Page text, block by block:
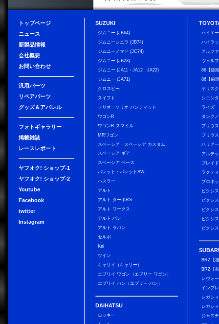
トップページ
ニュース
新製品情報
会社概要
お問い合わせ
汎用パーツ
リペアパーツ
グッズ＆アパレル
フォトギャラリー
掲載雑誌
レースレポート
ヤフオク! ショップ-1
ヤフオク! ショップ-2
Youtube
Facebook
twitter
Instagram
SUZUKI
ジムニー (JB64)
ジムニーシエラ (JB74)
ジムニーノマド (JC74)
ジムニー (JB23)
ジムニー (JA11・JA12・JA22)
ジムニー (JA71)
クロスビー
スイフト
ソリオ・ソリオ バンディット
ワゴンR
ワゴンR スマイル
MRワゴン
スペーシア・スペーシア カスタム
スペーシア ギア
スペーシア ベース
パレット・パレットSW
ハスラー
アルト
アルト ターボRS
アルト ワークス
アルト バン
アルト ラパン
セルボ
Kei
ツイン
キャリイ（キャリー）
エブリイ ワゴン（エブリー ワゴン）
エブリイ バン（エブリー バン）
DAIHATSU
ロッキー
ハイエ
ハイラ
アルフ
ヴェル
86【後
86【前
ヤリス
シエンタ
ライズ
タンク
プリウス
プリウ
ハリアー
アルテ
ブレイド
ラクテ
プロボ
ピクシ
ピクシ
ピクシ
ピクシ
ピクシ
BRZ【
BRZ【
レヴォ
インプ
レガシ
レガシ
ジャス